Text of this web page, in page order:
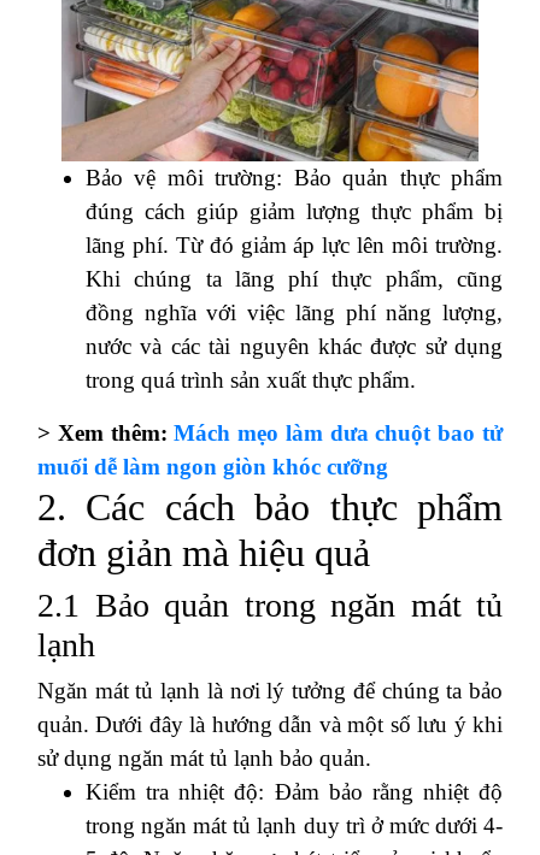
Bảo vệ môi trường: Bảo quản thực phẩm
đúng cách giúp giảm lượng thực phẩm bị
lãng phí. Từ đó giảm áp lực lên môi trường.
Khi chúng ta lãng phí thực phẩm, cũng
đồng nghĩa với việc lãng phí năng lượng,
nước và các tài nguyên khác được sử dụng
trong quá trình sản xuất thực phẩm.
> Xem thêm:Mách mẹo làm dưa chuột bao tử
muối dễ làm ngon giòn khóc cưỡng
2. Các cách bảo thực phẩm
đơn giản mà hiệu quả
2.1 Bảo quản trong ngăn mát tủ
lạnh
Ngăn mát tủ lạnh là nơi lý tưởng để chúng ta bảo
quản. Dưới đây là hướng dẫn và một số lưu ý khi
sử dụng ngăn mát tủ lạnh bảo quản.
Kiểm tra nhiệt độ: Đảm bảo rằng nhiệt độ
trong ngăn mát tủ lạnh duy trì ở mức dưới 4-